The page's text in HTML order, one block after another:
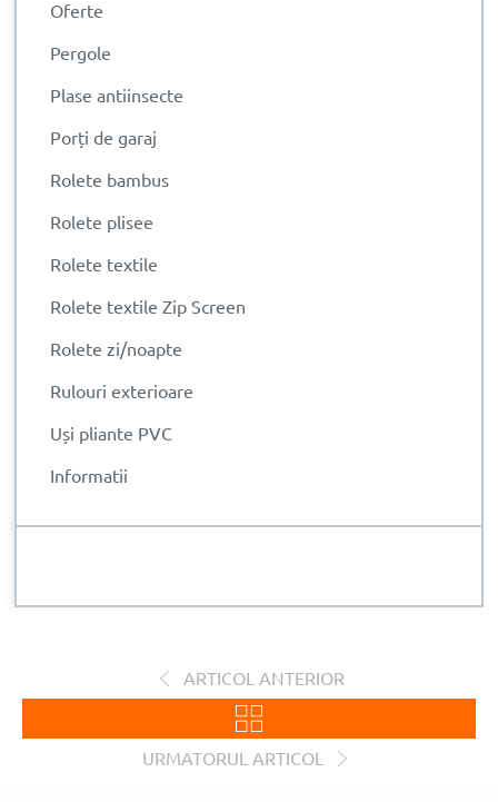
Oferte
Pergole
Plase antiinsecte
Porți de garaj
Rolete bambus
Rolete plisee
Rolete textile
Rolete textile Zip Screen
Rolete zi/noapte
Rulouri exterioare
Uși pliante PVC
Informatii
ARTICOL ANTERIOR
URMATORUL ARTICOL